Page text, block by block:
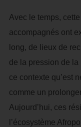
Avec le temps,
accompagnés ont
long, de lieux de
de la pression de la
ce contexte qu’est
comme un
Aujourd’hui, ces
l’écosystème